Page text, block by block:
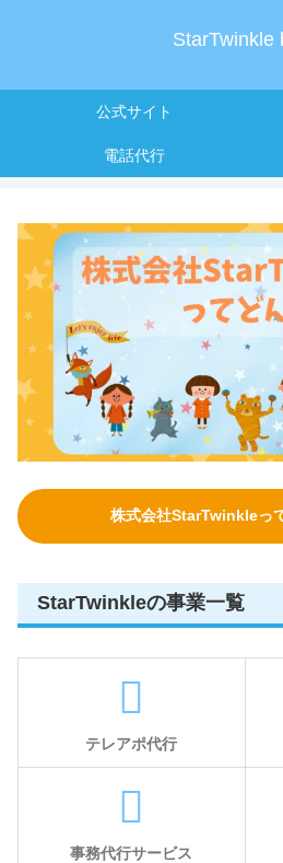
StarTwinkle
公式サイト
電話代行
株式会社StarTwinkleっ
StarTwinkleの事業一覧
テレアポ代行
事務代行サービス